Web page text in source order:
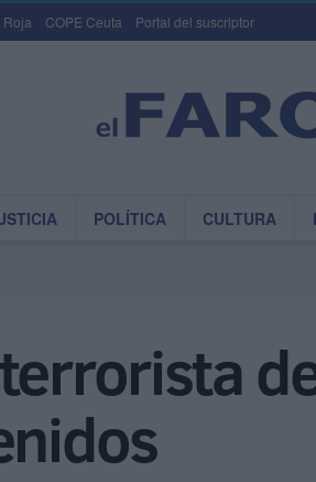
Roja COPE Ceuta Portal del suscriptor
POLÍTICA CULTURA